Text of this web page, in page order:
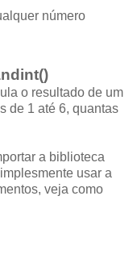
número
o resultado de um
de 1 até 6, quantas
a biblioteca
usar a
veja como